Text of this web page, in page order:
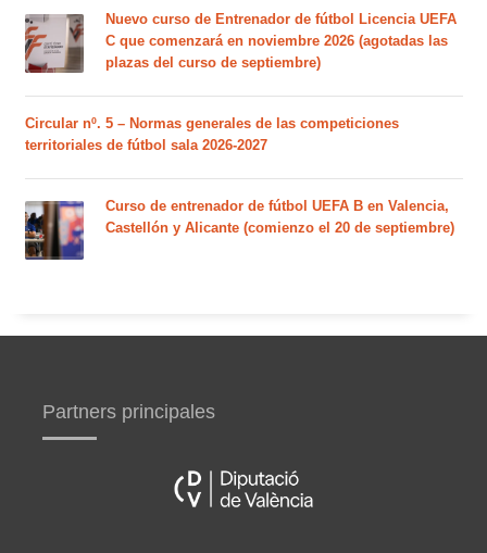
Nuevo curso de Entrenador de fútbol Licencia UEFA
C que comenzará en noviembre 2026 (agotadas las
plazas del curso de septiembre)
Circular nº. 5 – Normas generales de las competiciones
territoriales de fútbol sala 2026-2027
Curso de entrenador de fútbol UEFA B en Valencia,
Castellón y Alicante (comienzo el 20 de septiembre)
Partners principales